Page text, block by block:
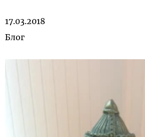
17.03.2018
Блог